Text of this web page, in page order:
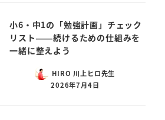
小6・中1の「勉強計画」チェック
リスト——続けるための仕組みを
一緒に整えよう
HIRO 川上ヒロ先生
2026年7月4日